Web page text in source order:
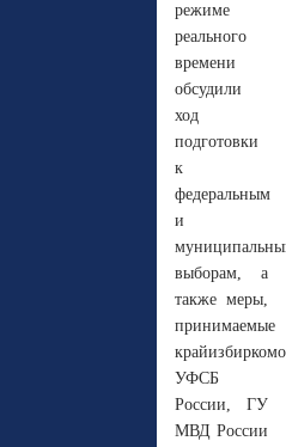
режиме
реального
времени
обсудили
ход
подготовки
к
федеральным
и
выборам, а
также меры,
принимаемые
УФСБ
России, ГУ
МВД России